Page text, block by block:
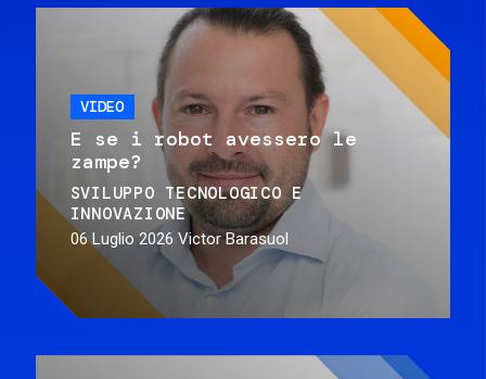
VIDEO
E se i robot avessero le
zampe?
SVILUPPO TECNOLOGICO E
INNOVAZIONE
06 Luglio 2026 Victor Barasuol